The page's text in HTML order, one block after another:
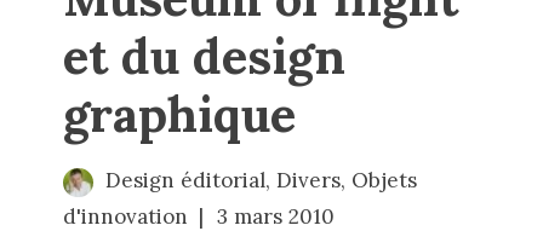
et du design
graphique
Design éditorial, Divers, Objets
d'innovation
3 mars 2010